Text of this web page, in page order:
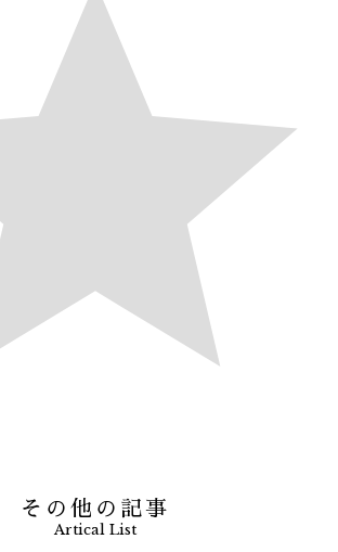
その他の記事
Artical List